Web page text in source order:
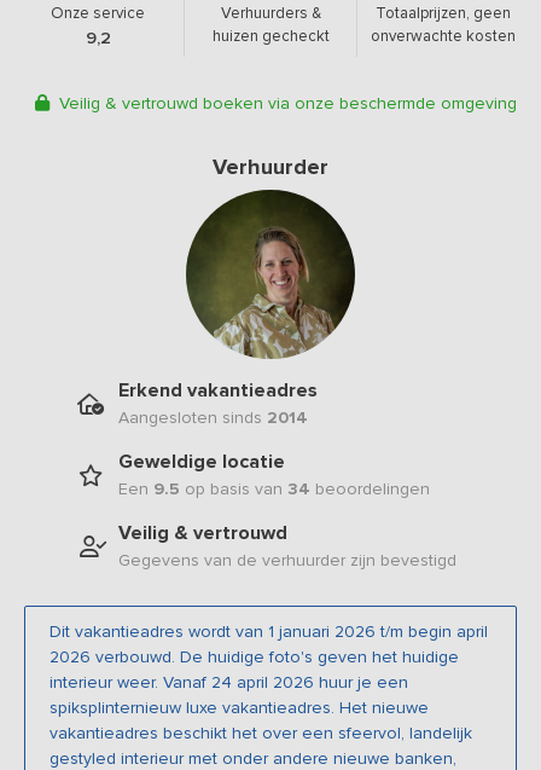
Onze service
9,2
Verhuurders &
huizen gecheckt
Totaalprijzen, geen
onverwachte kosten
Veilig & vertrouwd boeken via onze beschermde omgeving
Verhuurder
Erkend vakantieadres
Aangesloten sinds 2014
Geweldige locatie
Een 9.5 op basis van 34 beoordelingen
Veilig & vertrouwd
Gegevens van de verhuurder zijn bevestigd
Dit vakantieadres wordt van 1 januari 2026 t/m begin april
2026 verbouwd. De huidige foto's geven het huidige
interieur weer. Vanaf 24 april 2026 huur je een
spiksplinternieuw luxe vakantieadres. Het nieuwe
vakantieadres beschikt het over een sfeervol, landelijk
gestyled interieur met onder andere nieuwe banken,